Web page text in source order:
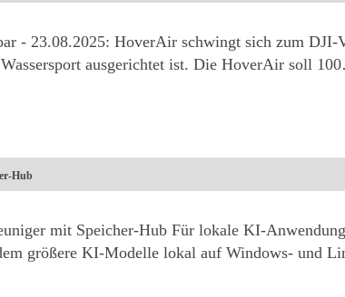
- 23.08.2025: HoverAir schwingt sich zum DJI-
ausgerichtet ist. Die HoverAir soll
Hub
mit Speicher-Hub Für lokale KI-
größere KI-Modelle lokal auf Windows- und